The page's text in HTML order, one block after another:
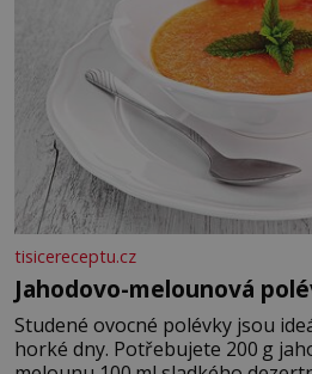
tisicereceptu.cz
Jahodovo-melounová
Studené ovocné polévky jsou
horké dny. Potřebujete 200 g jahod 600 g žlutého